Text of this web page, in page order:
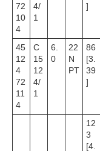
72
10
4
4/
1
]
45
12
4
72
11
4
C
15
12
4/
1
6.
0
22
N
PT
86
[3.
39
]
12
3
[4.